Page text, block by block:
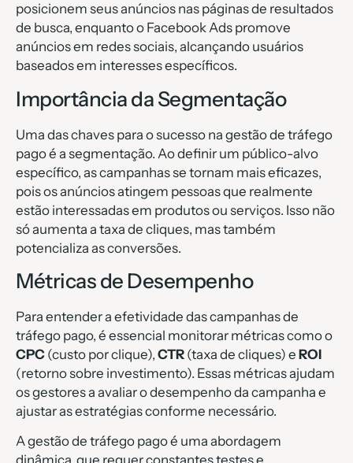
posicionem seus anúncios nas páginas de resultados
de busca, enquanto o Facebook Ads promove
anúncios em redes sociais, alcançando usuários
baseados em interesses específicos.
Importância da Segmentação
Uma das chaves para o sucesso na gestão de tráfego
pago é a segmentação. Ao definir um público-alvo
específico, as campanhas se tornam mais eficazes,
pois os anúncios atingem pessoas que realmente
estão interessadas em produtos ou serviços. Isso não
só aumenta a taxa de cliques, mas também
potencializa as conversões.
Métricas de Desempenho
Para entender a efetividade das campanhas de
tráfego pago, é essencial monitorar métricas como o
CPC (custo por clique), CTR (taxa de cliques) e ROI
(retorno sobre investimento). Essas métricas ajudam
os gestores a avaliar o desempenho da campanha e
ajustar as estratégias conforme necessário.
A gestão de tráfego pago é uma abordagem